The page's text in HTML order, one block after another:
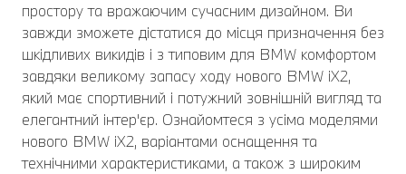
простору та вражаючим сучасним дизайном. Ви
завжди зможете дістатися до місця призначення без
шкідливих викидів і з типовим для BMW комфортом
завдяки великому запасу ходу нового BMW iX2,
який має спортивний і потужний зовнішній вигляд та
елегантний інтер'єр. Ознайомтеся з усіма моделями
нового BMW iX2, варіантами оснащення та
технічними характеристиками, а також з широким